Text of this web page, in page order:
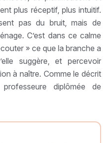
plus réceptif, plus intuitif.
pas du bruit, mais de
C’est dans ce calme
» ce que la branche a
suggère, et percevoir
à naître. Comme le décrit
diplômée de